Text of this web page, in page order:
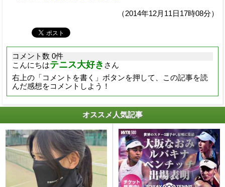
（2014年12月11日17時08分）
コメント数 0件
こんにちはテニス大好き さん
右上の「コメントを書く」ボタンを押して、この記事を読
んだ感想をコメントしよう！
オススメ人気記事